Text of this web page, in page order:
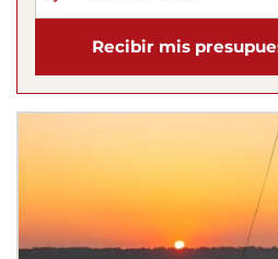
Recibir mis